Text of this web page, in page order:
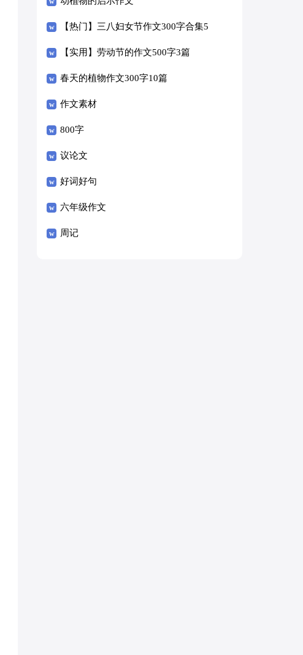
【热门】三八妇女节作文300字合集5
篇
【实用】劳动节的作文500字3篇
春天的植物作文300字10篇
作文素材
800字
议论文
好词好句
六年级作文
周记